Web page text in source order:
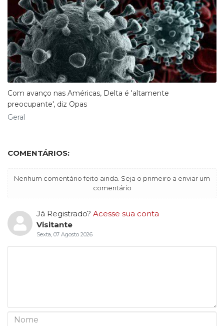
Com avanço nas Américas, Delta é 'altamente
preocupante', diz Opas
Geral
COMENTÁRIOS:
Nenhum comentário feito ainda. Seja o primeiro a enviar um
comentário
Já Registrado? Acesse sua conta
Visitante
Sexta, 07 Agosto 2026